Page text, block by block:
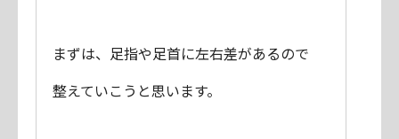
まずは、足指や足首に左右差があるので
整えていこうと思います。